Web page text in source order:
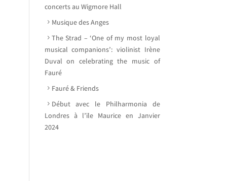
concerts au Wigmore Hall
Musique des Anges
The Strad – ‘One of my most loyal
musical companions’: violinist Irène
Duval on celebrating the music of
Fauré
Fauré & Friends
Début avec le Philharmonia de
Londres à l’ïle Maurice en Janvier
2024